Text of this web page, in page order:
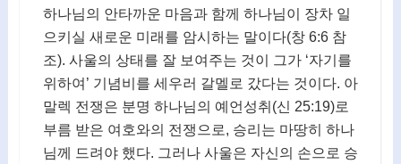
하나님의 안타까운 마음과 함께 하나님이 장차 일
으키실 새로운 미래를 암시하는 말이다(창 6:6 참
조). 사울의 상태를 잘 보여주는 것이 그가 ‘자기를
위하여’ 기념비를 세우러 갈멜로 갔다는 것이다. 아
말렉 전쟁은 분명 하나님의 예언성취(신 25:19)로
부름 받은 여호와의 전쟁으로, 승리는 마땅히 하나
님께 드려야 했다. 그러나 사울은 자신의 손으로 승